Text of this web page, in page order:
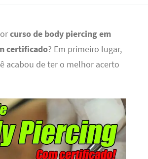
curso de body piercing em
certificado? Em primeiro lugar,
acabou de ter o melhor acerto